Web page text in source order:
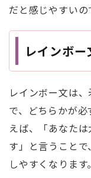
だと感じやすいの
レインボー
レインボー文は
で、どちらかが
えば、「あなた
す」と言うこと
しやすくなります。